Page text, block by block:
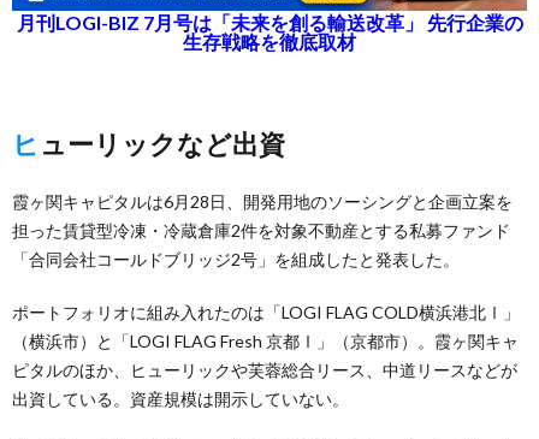
月刊LOGI-BIZ 7月号は「未来を創る輸送改革」 先行企業の
生存戦略を徹底取材
ヒューリックなど出資
霞ヶ関キャピタルは6月28日、開発用地のソーシングと企画立案を
担った賃貸型冷凍・冷蔵倉庫2件を対象不動産とする私募ファンド
「合同会社コールドブリッジ2号」を組成したと発表した。
ポートフォリオに組み入れたのは「LOGI FLAG COLD横浜港北Ⅰ」
（横浜市）と「LOGI FLAG Fresh 京都Ⅰ」（京都市）。霞ヶ関キャ
ピタルのほか、ヒューリックや芙蓉総合リース、中道リースなどが
出資している。資産規模は開示していない。